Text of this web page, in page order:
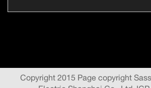
Copyright 2015 Page copyright